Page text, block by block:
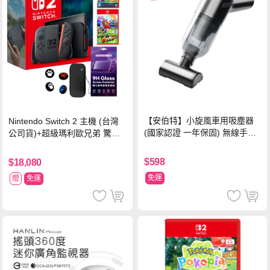
Nintendo Switch 2 主機 (台灣
公司貨)+超級瑪利歐兄弟 驚奇
球 狂熱 中文版
$18,080
贈 免運
【安伯特】小旋風車用吸塵器
(國家認證 一年保固) 無線手持
黑色
$598
免運